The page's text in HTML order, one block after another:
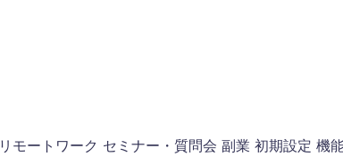
リモートワーク セミナー・質問会 副業 初期設定 機